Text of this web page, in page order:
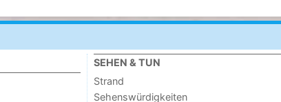
SEHEN & TUN
Strand
Sehenswürdigkeiten